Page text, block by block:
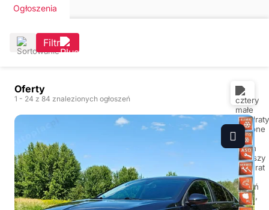
Ogłoszenia
Filtr
Oferty
1 - 24 z 84 znalezionych ogłoszeń